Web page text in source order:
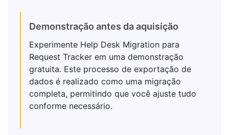
Demonstração antes da aquisição
Experimente Help Desk Migration para
Request Tracker em uma demonstração
gratuita. Este processo de exportação de
dados é realizado como uma migração
completa, permitindo que você ajuste tudo
conforme necessário.